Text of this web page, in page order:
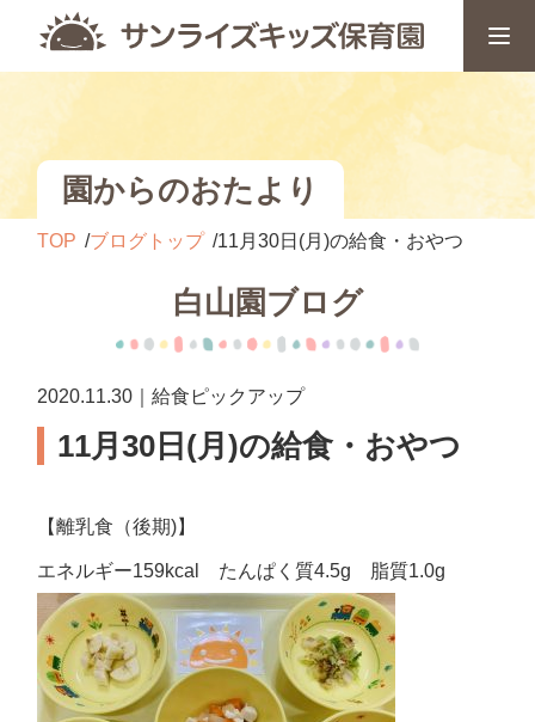
園からのおたより
TOP ブログトップ 11月30日(月)の給食・おやつ
白山園ブログ
2020.11.30｜給食ピックアップ
11月30日(月)の給食・おやつ
【離乳食（後期)】
エネルギー159kcal たんぱく質4.5g 脂質1.0g